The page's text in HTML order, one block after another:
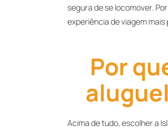
segura de se locomover.
experiência de viagem
Por
Acima de tudo, escolher a